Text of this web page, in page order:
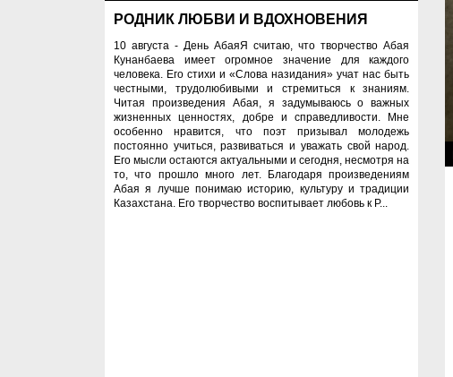
РОДНИК ЛЮБВИ И ВДОХНОВЕНИЯ
10 августа - День АбаяЯ считаю, что творчество Абая
Кунанбаева имеет огромное значение для каждого
человека. Его стихи и «Слова назидания» учат нас быть
честными, трудолюбивыми и стремиться к знаниям.
Читая произведения Абая, я задумываюсь о важных
жизненных ценностях, добре и справедливости. Мне
особенно нравится, что поэт призывал молодежь
постоянно учиться, развиваться и уважать свой народ.
Его мысли остаются актуальными и сегодня, несмотря на
то, что прошло много лет. Благодаря произведениям
Абая я лучше понимаю историю, культуру и традиции
Казахстана. Его творчество воспитывает любовь к Р...